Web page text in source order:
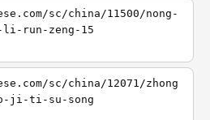
sc/china/11500/nong-
li-run-zeng-15
sc/china/12071/zhong
ji-ti-su-song